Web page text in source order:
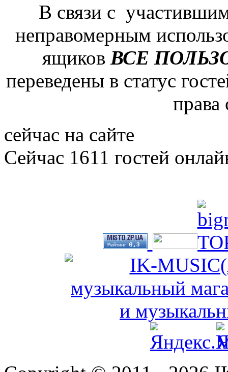
В связи с
неправомерным
ящиков ВСЕ
переведены в статус
сейчас на сайте
Сейчас 1611 гостей